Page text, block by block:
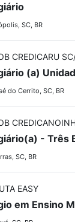
SC, BR
CREDICARU
(a)
do Cerrito, SC, BR
- Três
SC, BR
EASY